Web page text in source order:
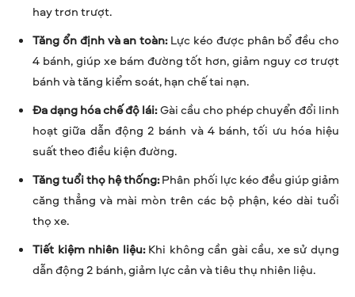
hay trơn trượt.
Tăng ổn định và an toàn:Lực kéo được phân bổ đều cho
4 bánh, giúp xe bám đường tốt hơn, giảm nguy cơ trượt
bánh và tăng kiểm soát, hạn chế tai nạn.
Đa dạng hóa chế độ lái:Gài cầu cho phép chuyển đổi linh
hoạt giữa dẫn động 2 bánh và 4 bánh, tối ưu hóa hiệu
suất theo điều kiện đường.
Tăng tuổi thọ hệ thống:Phân phối lực kéo đều giúp giảm
căng thẳng và mài mòn trên các bộ phận, kéo dài tuổi
thọ xe.
Tiết kiệm nhiên liệu:Khi không cần gài cầu, xe sử dụng
dẫn động 2 bánh, giảm lực cản và tiêu thụ nhiên liệu.